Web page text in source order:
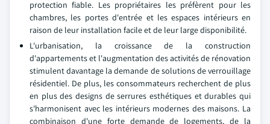
protection fiable. Les propriétaires les préfèrent pour les
chambres, les portes d'entrée et les espaces intérieurs en
raison de leur installation facile et de leur large disponibilité.
L'urbanisation, la croissance de la construction
d'appartements et l'augmentation des activités de rénovation
stimulent davantage la demande de solutions de verrouillage
résidentiel. De plus, les consommateurs recherchent de plus
en plus des designs de serrures esthétiques et durables qui
s'harmonisent avec les intérieurs modernes des maisons. La
combinaison d'une forte demande de logements, de la